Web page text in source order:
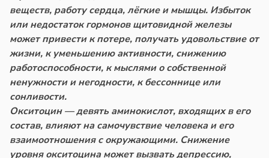
веществ, работу сердца, лёгкие и мышцы. Избыток
или недостаток гормонов щитовидной железы
может привести к потере, получать удовольствие от
жизни, к уменьшению активности, снижению
работоспособности, к мыслями о собственной
ненужности и негодности, к бессоннице или
сонливости.
Окситоцин — девять аминокислот, входящих в его
состав, влияют на самочувствие человека и его
взаимоотношения с окружающими. Снижение
уровня окситоцина может вызвать депрессию,